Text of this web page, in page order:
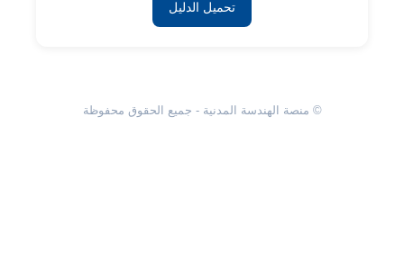
تحميل الدليل
© منصة الهندسة المدنية - جميع الحقوق محفوظة